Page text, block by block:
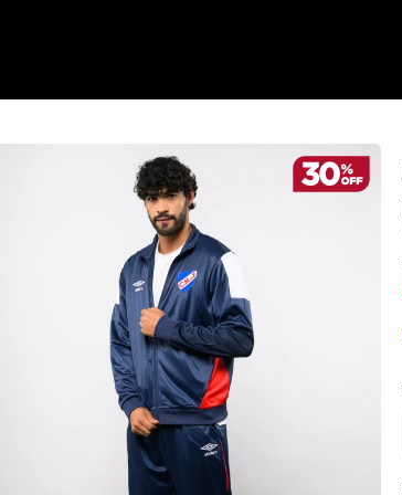
NOTIFICARME